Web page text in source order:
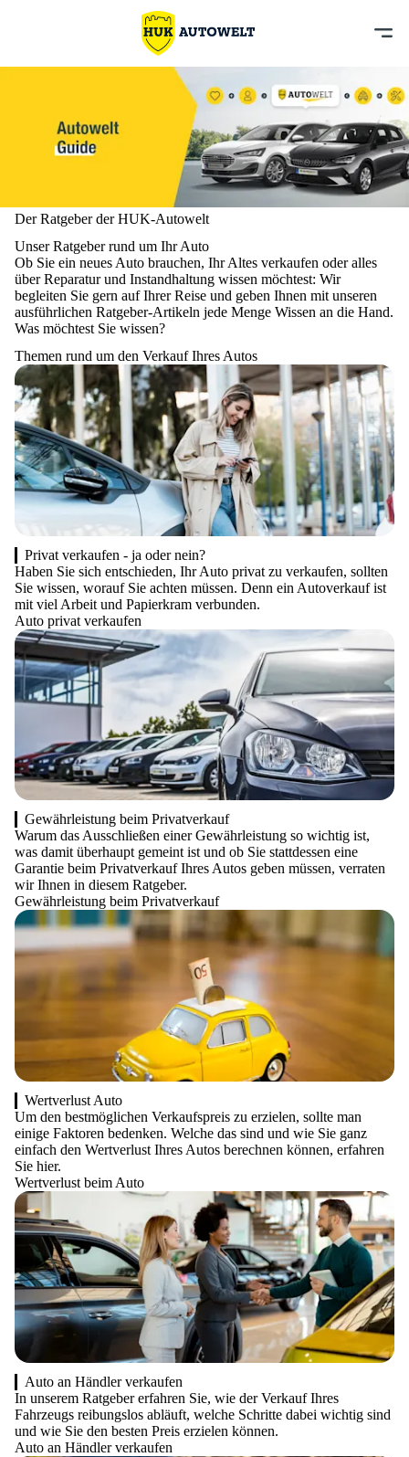
Der Ratgeber der HUK-Autowelt
Unser Ratgeber rund um Ihr Auto
Ob Sie ein neues Auto brauchen, Ihr Altes verkaufen oder alles
über Reparatur und Instandhaltung wissen möchtest: Wir
begleiten Sie gern auf Ihrer Reise und geben Ihnen mit unseren
ausführlichen Ratgeber-Artikeln jede Menge Wissen an die Hand.
Was möchtest Sie wissen?
Themen rund um den Verkauf Ihres Autos
Privat verkaufen - ja oder nein?
Haben Sie sich entschieden, Ihr Auto privat zu verkaufen, sollten
Sie wissen, worauf Sie achten müssen. Denn ein Autoverkauf ist
mit viel Arbeit und Papierkram verbunden.
Auto privat verkaufen
Gewährleistung beim Privatverkauf
Warum das Ausschließen einer Gewährleistung so wichtig ist,
was damit überhaupt gemeint ist und ob Sie stattdessen eine
Garantie beim Privatverkauf Ihres Autos geben müssen, verraten
wir Ihnen in diesem Ratgeber.
Gewährleistung beim Privatverkauf
Wertverlust Auto
Um den bestmöglichen Verkaufspreis zu erzielen, sollte man
einige Faktoren bedenken. Welche das sind und wie Sie ganz
einfach den Wertverlust Ihres Autos berechnen können, erfahren
Sie hier.
Wertverlust beim Auto
Auto an Händler verkaufen
In unserem Ratgeber erfahren Sie, wie der Verkauf Ihres
Fahrzeugs reibungslos abläuft, welche Schritte dabei wichtig sind
und wie Sie den besten Preis erzielen können.
Auto an Händler verkaufen